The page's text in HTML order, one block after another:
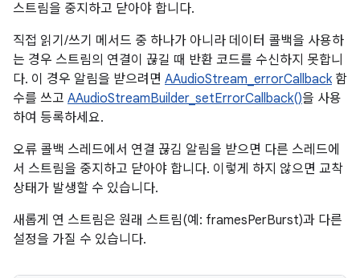
스트림을 중지하고 닫아야 합니다.
직접 읽기/쓰기 메서드 중 하나가 아니라 데이터 콜백을 사용하
는 경우 스트림의 연결이 끊길 때 반환 코드를 수신하지 못합니
다. 이 경우 알림을 받으려면 AAudioStream_errorCallback함
수를 쓰고 AAudioStreamBuilder_setErrorCallback()을 사용
하여 등록하세요.
오류 콜백 스레드에서 연결 끊김 알림을 받으면 다른 스레드에
서 스트림을 중지하고 닫아야 합니다. 이렇게 하지 않으면 교착
상태가 발생할 수 있습니다.
새롭게 연 스트림은 원래 스트림(예: framesPerBurst)과 다른
설정을 가질 수 있습니다.